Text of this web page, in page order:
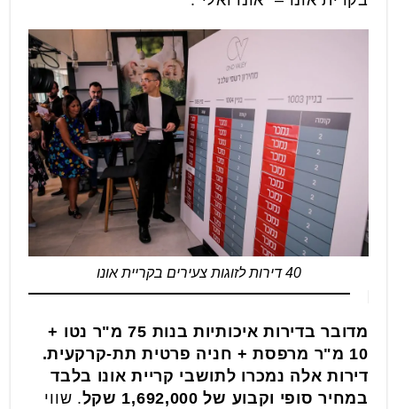
40 דירות לזוגות צעירים בקריית אונו
מדובר בדירות איכותיות בנות 75 מ"ר נטו +
10 מ"ר מרפסת + חניה פרטית תת-קרקעית.
דירות אלה נמכרו לתושבי קריית אונו בלבד
במחיר סופי וקבוע של 1,692,000 שקל
. שווי